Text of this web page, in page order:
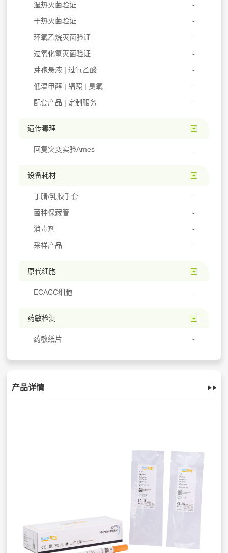
湿热灭菌验证
干热灭菌验证
环氧乙烷灭菌验证
过氧化氢灭菌验证
芽孢悬液 | 过氧乙酸
低温甲醛 | 辐照 | 臭氧
配套产品 | 定制服务
遗传毒理
回复突变实验Ames
设备耗材
丁腈/乳胶手套
菌种保藏管
消毒剂
采样产品
原代细胞
ECACC细胞
药敏检测
药敏纸片
产品详情